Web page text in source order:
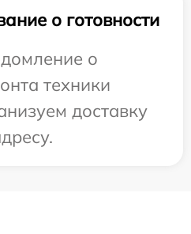
о готовности
о
техники
доставку